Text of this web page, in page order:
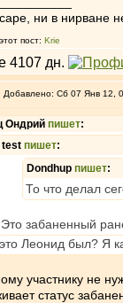
ни в нирване
пост: Krie
Добавлено: Сб 07 Янв 12,
Ондрий пишет:
test пишет:
Dondhup пишет:
То что делал
Это забаненный
Леонид был? Я
участнику не
статус